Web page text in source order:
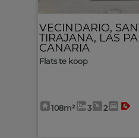
VECINDARIO,
TIRAJANA, LAS
CANARIA
Flats te koop
108m² 3 2